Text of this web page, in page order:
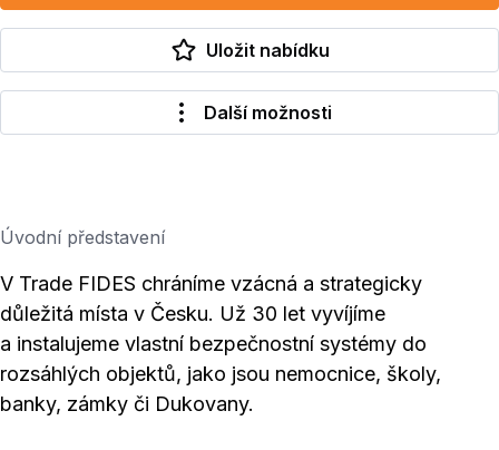
Uložit nabídku
Další možnosti
Úvodní představení
V Trade FIDES chráníme vzácná a strategicky
důležitá místa v Česku. Už 30 let vyvíjíme
a instalujeme vlastní bezpečnostní systémy do
rozsáhlých objektů, jako jsou nemocnice, školy,
banky, zámky či Dukovany.